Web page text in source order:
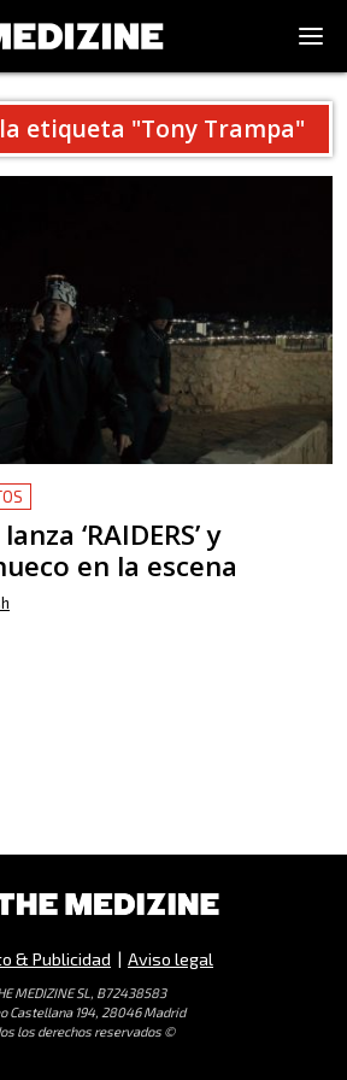
etiqueta "Tony Trampa"
‘RAIDERS’ y
en la escena
& Publicidad | Aviso legal
MEDIZINE SL, B72438583
Castellana 194, 28046 Madrid
los derechos reservados ©